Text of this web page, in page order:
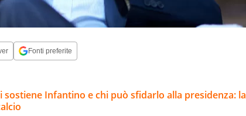
Fonti preferite
sostiene Infantino e chi può sfidarlo alla presidenza: la